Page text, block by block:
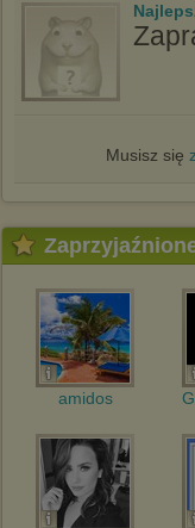
Musisz się
amidos